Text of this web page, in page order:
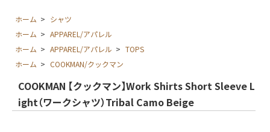
ホーム > シャツ
ホーム > APPAREL/アパレル
ホーム > APPAREL/アパレル > TOPS
ホーム > COOKMAN/クックマン
COOKMAN 【クックマン】Work Shirts Short Sleeve L
ight（ワークシャツ）Tribal Camo Beige